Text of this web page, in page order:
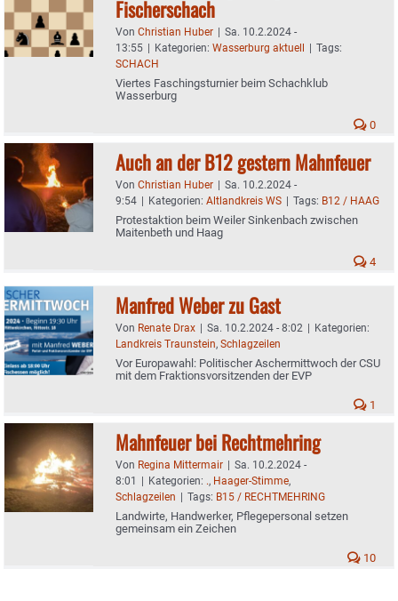
Fischerschach
Von Christian Huber | Sa. 10.2.2024 -
13:55 | Kategorien: Wasserburg aktuell | Tags:
SCHACH
Viertes Faschingsturnier beim Schachklub
Wasserburg
0
Auch an der B12 gestern Mahnfeuer
Von Christian Huber | Sa. 10.2.2024 -
9:54 | Kategorien: Altlandkreis WS | Tags: B12 / HAAG
Protestaktion beim Weiler Sinkenbach zwischen
Maitenbeth und Haag
4
Manfred Weber zu Gast
Von Renate Drax | Sa. 10.2.2024 - 8:02 | Kategorien:
Landkreis Traunstein, Schlagzeilen
Vor Europawahl: Politischer Aschermittwoch der CSU
mit dem Fraktionsvorsitzenden der EVP
1
Mahnfeuer bei Rechtmehring
Von Regina Mittermair | Sa. 10.2.2024 -
8:01 | Kategorien: ., Haager-Stimme,
Schlagzeilen | Tags: B15 / RECHTMEHRING
Landwirte, Handwerker, Pflegepersonal setzen
gemeinsam ein Zeichen
10